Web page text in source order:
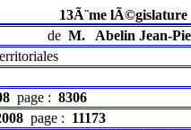
13Ã¨me lÃ©gislature
de M. Abelin Jean-
page : 8306
page : 11173